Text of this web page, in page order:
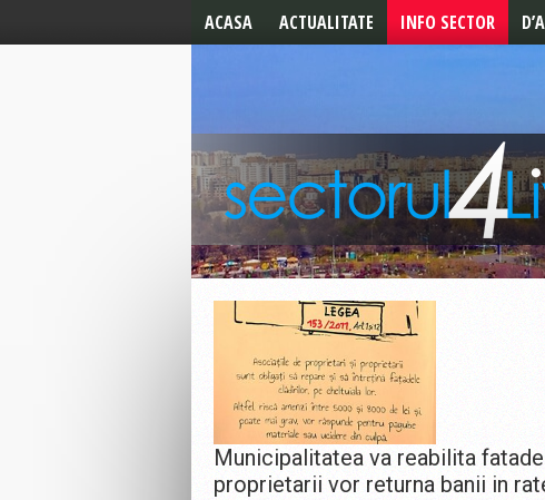
ACASA ACTUALITATE
ALEGERI PREZIDENTIALE
ALEGERI
EUROPARLAMENTARE
CELE MAI NOI STIRI
EDITORIAL
INFO SECTOR
Municipalitatea va reabilita
proprietarii vor returna banii in